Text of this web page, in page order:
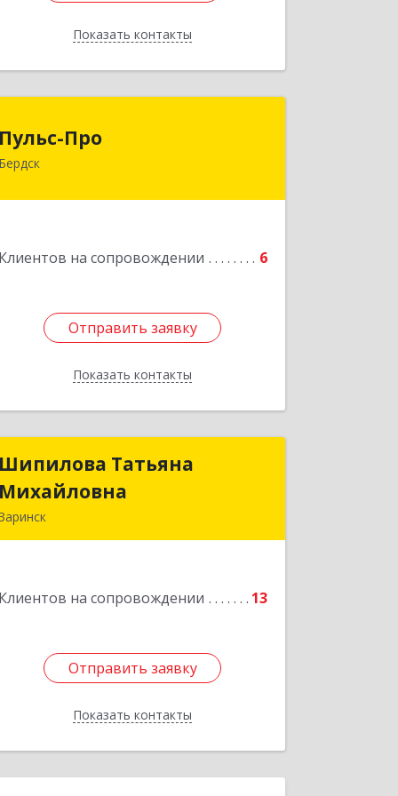
Показать контакты
Назад
Пульс-Про
Бердск
Клиентов на сопровождении 6
Отправить заявку
Показать контакты
633010, Новосибирская обл, Бердск,
Отправить заявку
Назад
Шипилова Татьяна
Михайловна
Клиентов на сопровождении 13
Отправить заявку
Показать контакты
Шипилова Татьяна
Отправить заявку
Назад